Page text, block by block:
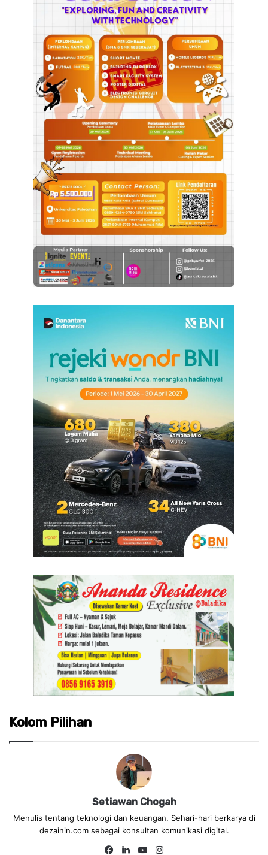
Kolom Pilihan
Setiawan Chogah
Menulis tentang teknologi dan keuangan. Sehari-hari berkarya di
dezainin.com sebagai konsultan komunikasi digital.
Fa Lin Yo